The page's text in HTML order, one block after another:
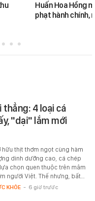
Huấn Hoa Hồng
phạt hành chính,
thẳng: 4 loại cá
"dại" lắm mới
hữu thịt thơm ngọt cùng hàm
dinh dưỡng cao, cá chép
chọn quen thuộc trên mâm
người Việt. Thế nhưng, bất…
KHỎE - 6 giờ trước